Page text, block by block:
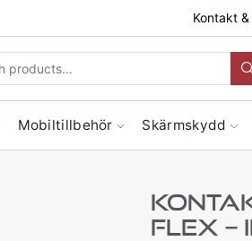
Kontakt &
Mobiltillbehör Skärmskydd
Flex –